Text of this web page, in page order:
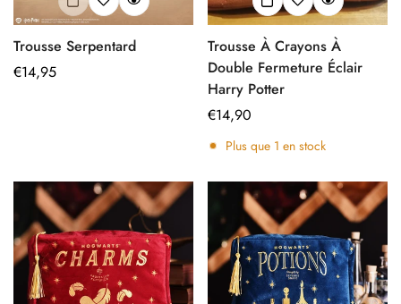
Trousse Serpentard
Prix
€14,95
Trousse À Crayons À
Double Fermeture Éclair
Harry Potter
Prix
régulier
€14,90
Plus que 1 en stock